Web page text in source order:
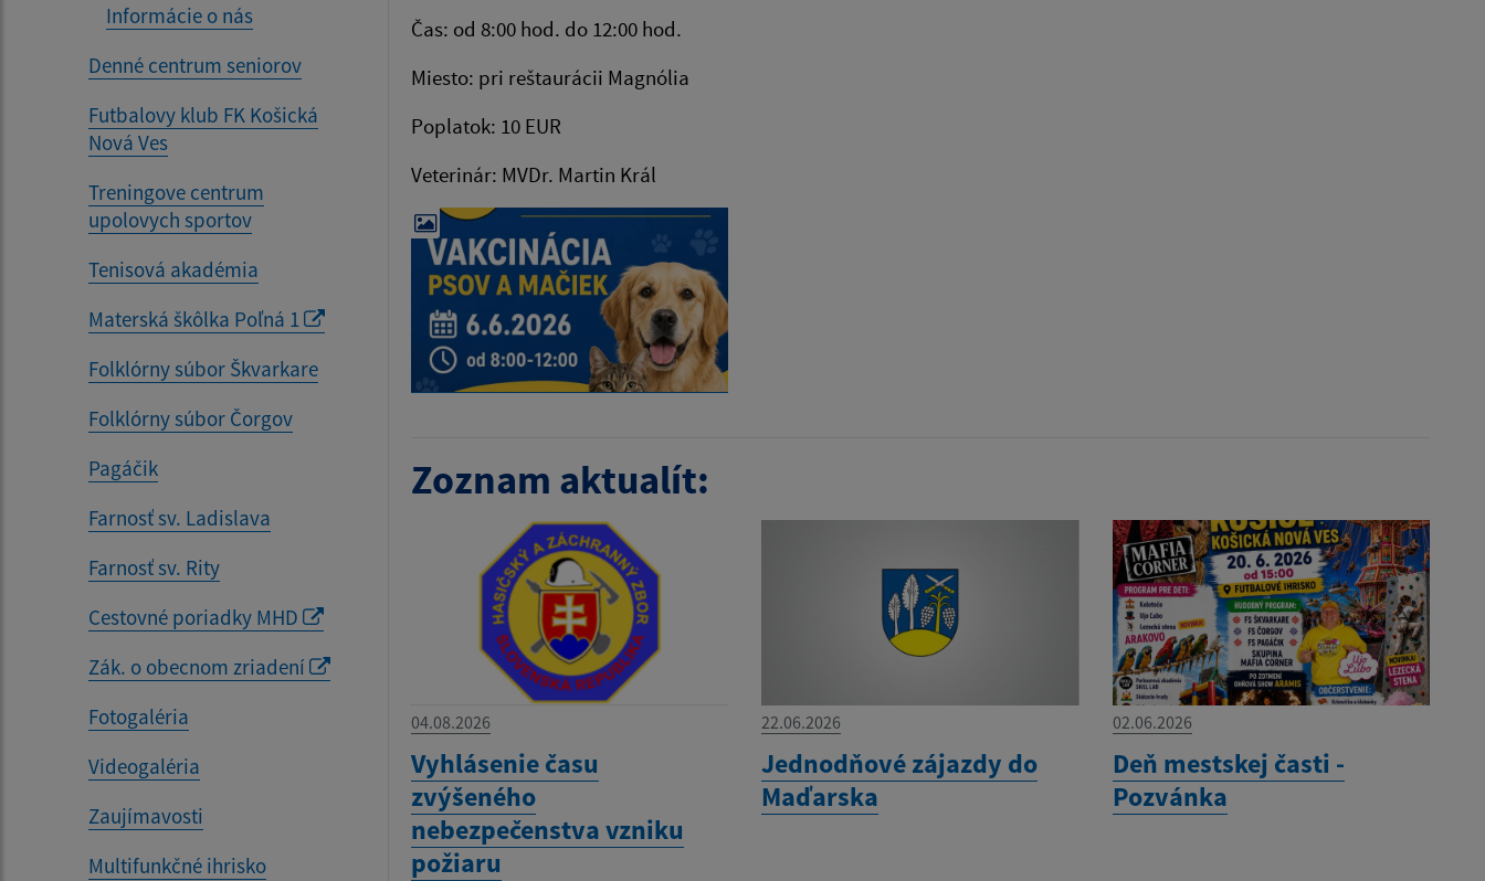
Informácie o nás
Denné centrum seniorov
Futbalovy klub FK Košická
Nová Ves
Treningove centrum
upolovych sportov
Tenisová akadémia
Materská škôlka Poľná 1
Folklórny súbor Škvarkare
Folklórny súbor Čorgov
Pagáčik
Farnosť sv. Ladislava
Farnosť sv. Rity
Cestovné poriadky MHD
Zák. o obecnom zriadení
Fotogaléria
Videogaléria
Zaujímavosti
Multifunkčné ihrisko
Čas: od 8:00 hod. do 12:00 hod.
Miesto: pri reštaurácii Magnólia
Poplatok: 10 EUR
Veterinár: MVDr. Martin Král
Zoznam aktualít:
04.08.2026
Vyhlásenie času
zvýšeného
nebezpečenstva vzniku
požiaru
22.06.2026
Jednodňové zájazdy do
Maďarska
02.06.2026
Deň mestskej časti -
Pozvánka